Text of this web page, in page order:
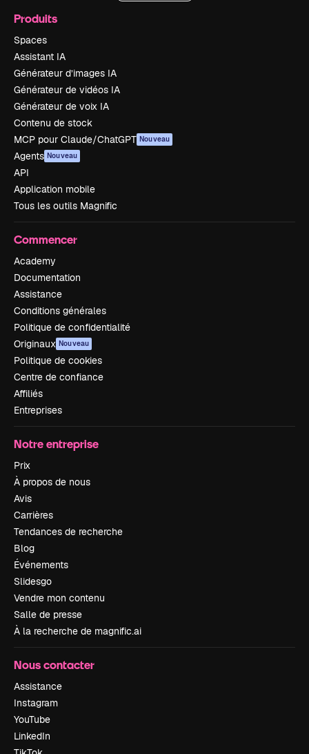
Produits
Spaces
Assistant IA
Générateur d’images IA
Générateur de vidéos IA
Générateur de voix IA
Contenu de stock
MCP pour Claude/ChatGPT Nouveau
Agents Nouveau
API
Application mobile
Tous les outils Magnific
Commencer
Academy
Documentation
Assistance
Conditions générales
Politique de confidentialité
Originaux Nouveau
Politique de cookies
Centre de confiance
Affiliés
Entreprises
Notre entreprise
Prix
À propos de nous
Avis
Carrières
Tendances de recherche
Blog
Événements
Slidesgo
Vendre mon contenu
Salle de presse
À la recherche de magnific.ai
Nous contacter
Assistance
Instagram
YouTube
LinkedIn